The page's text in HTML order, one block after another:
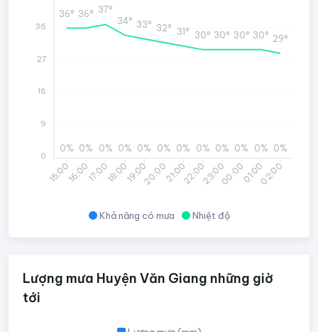
Khả năng có mưa Nhiệt độ
15:0016:0017:0018:0019:0020:0021:0022:0023:0000:0001:0002:00
0% 0% 0% 0% 0% 0% 0% 0% 0% 0% 0% 0%
36° 36° 37°
34° 33° 32° 31° 30° 30° 30° 30° 29°
36
27
18
9
0
Lượng mưa Huyện Văn Giang những giờ
tới